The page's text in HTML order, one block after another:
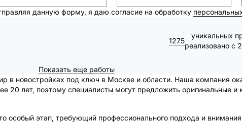
данную форму, я даю согласие на обработку
1275
уникальных
реализовано с
Показать еще работы
в новостройках под ключ в Москве и области. Наша компания
20 лет, поэтому специалисты могут предложить оригинальные и
особый этап, требующий профессионального подхода и